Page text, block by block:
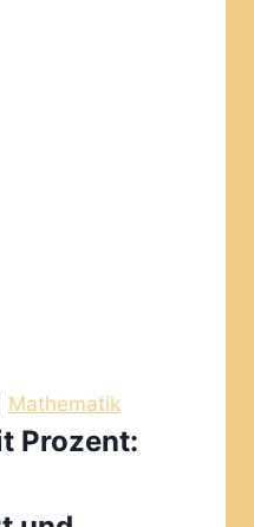
Mathematik
Prozent: